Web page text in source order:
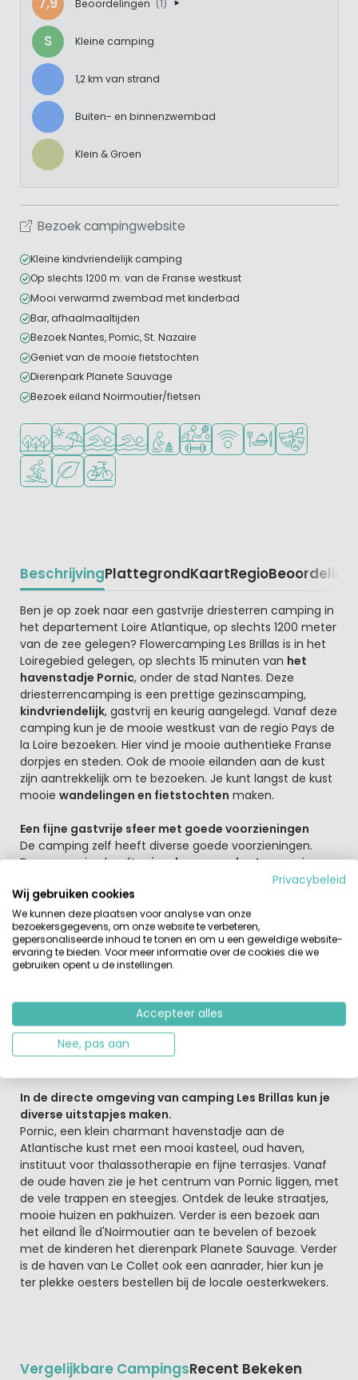
Beoordelingen (1)
S Kleine camping
1,2 km van strand
Buiten- en binnenzwembad
Klein & Groen
Bezoek campingwebsite
Kleine kindvriendelijk camping
Op slechts 1200 m. van de Franse westkust
Mooi verwarmd zwembad met kinderbad
Bar, afhaalmaaltijden
Bezoek Nantes, Pornic, St. Nazaire
Geniet van de mooie fietstochten
Dierenpark Planete Sauvage
Bezoek eiland Noirmoutier/fietsen
Ligt in een bosrijke omgeving
Ligt bij strand en zee
Overdekt zwembad
Openlucht zwembad
Aanbevolen voor jonge kinderen
Veel mogelijkheden om te
WiFi beschikbaar
Restaurant of
Watersportfaciliteiten
Groene ligging
Fietsverhuur
BeschrijvingPlattegrondKaartRegio
Beschrijving
Ben je op zoek naar een gastvrije driesterren camping in
het departement Loire Atlantique, op slechts 1200 meter
van de zee gelegen? Flowercamping Les Brillas is in het
Loiregebied gelegen, op slechts 15 minuten van het
havenstadje Pornic, onder de stad Nantes. Deze
driesterrencamping is een prettige gezinscamping,
kindvriendelijk, gastvrij en keurig aangelegd. Vanaf deze
camping kun je de mooie westkust van de regio Pays de
la Loire bezoeken. Hier vind je mooie authentieke Franse
dorpjes en steden. Ook de mooie eilanden aan de kust
zijn aantrekkelijk om te bezoeken. Je kunt langst de kust
mooie wandelingen en fietstochten maken.
Een fijne gastvrije sfeer met goede voorzieningen
De camping zelf heeft diverse goede voorzieningen.
Deze camping heeftruime kampeerplaatsenen is
mooi groen aangelegd. Je kunt natuurlijk afkoelen inhet
verwarmd deels overdekt zwembad met kinderbad
daarna relaxen op het terras bij de bar (bar en zwembad
beide geopend van April-September). Hier vind je ook
het restaurant waar je terecht kunt voor
afhaalmaaltijden of een gezellige maaltijd met het hele
de kinderen een Kidsclub Le club Mister Flower. Verder
kunnen de kinderen zich vermaken in de speeltuin, bijde
kinderboerderij, op de trampoline of bij het
In de directe omgeving van camping Les Brillas kun je
diverse uitstapjes maken.
Pornic, een klein charmant havenstadje aan de
Atlantische kust met een mooi kasteel, oud haven,
instituut voor thalassotherapie en fijne terrasjes. Vanaf
de oude haven zie je het centrum van Pornic liggen, met
de vele trappen en steegjes. Ontdek de leuke straatjes,
mooie huizen en pakhuizen. Verder is een bezoek aan
het eiland Île d'Noirmoutier aan te bevelen of bezoek
met de kinderen het dierenpark Planete Sauvage. Verder
is de haven van Le Collet ook een aanrader, hier kun je
ter plekke oesters bestellen bij de locale oesterkwekers.
Vergelijkbare CampingsRecent Bekeken
Privacybeleid
Wij gebruiken cookies
We kunnen deze plaatsen voor analyse van onze
bezoekersgegevens, om onze website te verbeteren,
gepersonaliseerde inhoud te tonen en om u een geweldige website-
ervaring te bieden. Voor meer informatie over de cookies die we
gebruiken opent u de instellingen.
Accepteer alles
Nee, pas aan